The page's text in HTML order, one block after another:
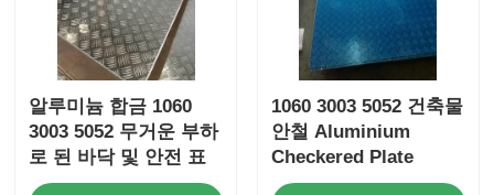
알루미늄 합금 1060
3003 5052 무거운 부하
로 된 바닥 및 안전 표
면에 사용되는 알루미
1060 3003 5052 건축물
안철 Aluminium
Checkered Plate